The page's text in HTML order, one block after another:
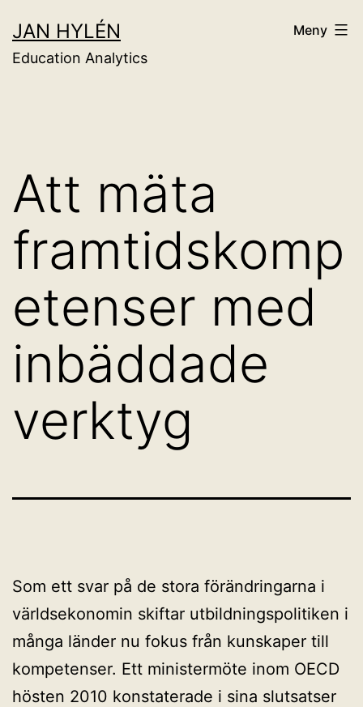
till
innehåll
JAN HYLÉN
Education Analytics
Meny
Att mäta
framtidskomp
etenser med
inbäddade
verktyg
Som ett svar på de stora förändringarna i
världsekonomin skiftar utbildningspolitiken i
många länder nu fokus från kunskaper till
kompetenser. Ett ministermöte inom OECD
hösten 2010 konstaterade i sina slutsatser